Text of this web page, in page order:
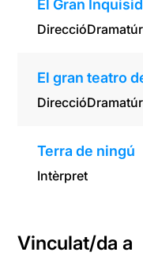
El Gran
Direcció
El gran teatro
Direcció
Terra de ningú
Intèrpret
Vinculat/da a